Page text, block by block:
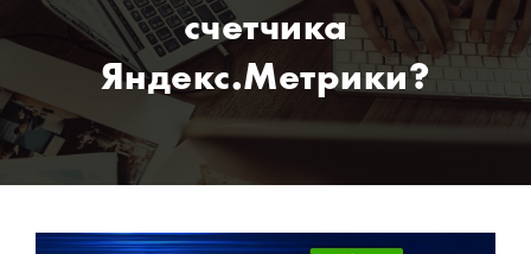
счетчика
Яндекс.Метрики?